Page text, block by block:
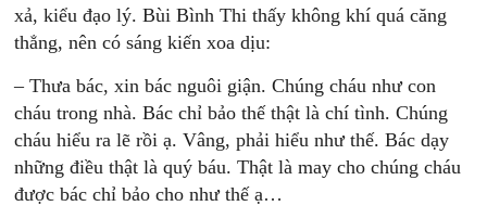
xả, kiểu đạo lý. Bùi Bình Thi thấy không khí quá căng
thẳng, nên có sáng kiến xoa dịu:
– Thưa bác, xin bác nguôi giận. Chúng cháu như con
cháu trong nhà. Bác chỉ bảo thế thật là chí tình. Chúng
cháu hiểu ra lẽ rồi ạ. Vâng, phải hiểu như thế. Bác dạy
những điều thật là quý báu. Thật là may cho chúng cháu
được bác chỉ bảo cho như thế ạ…